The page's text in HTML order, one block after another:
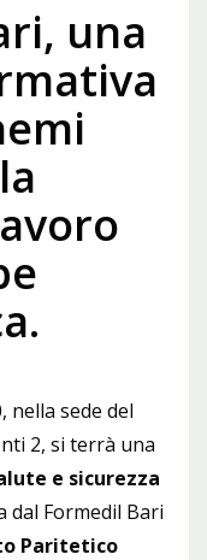
una
nella sede del
2, si terrà una
e sicurezza
dal Formedil Bari
Paritetico